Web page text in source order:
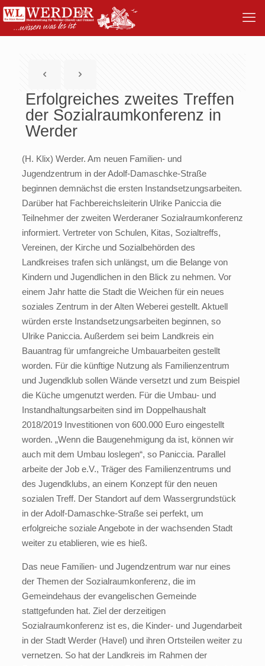
Erfolgreiches zweites Treffen
der Sozialraumkonferenz in
Werder
(H. Klix) Werder. Am neuen Familien- und
Jugendzentrum in der Adolf-Damaschke-Straße
beginnen demnächst die ersten Instandsetzungsarbeiten.
Darüber hat Fachbereichsleiterin Ulrike Paniccia die
Teilnehmer der zweiten Werderaner Sozialraumkonferenz
informiert. Vertreter von Schulen, Kitas, Sozialtreffs,
Vereinen, der Kirche und Sozialbehörden des
Landkreises trafen sich unlängst, um die Belange von
Kindern und Jugendlichen in den Blick zu nehmen. Vor
einem Jahr hatte die Stadt die Weichen für ein neues
soziales Zentrum in der Alten Weberei gestellt. Aktuell
würden erste Instandsetzungsarbeiten beginnen, so
Ulrike Paniccia. Außerdem sei beim Landkreis ein
Bauantrag für umfangreiche Umbauarbeiten gestellt
worden. Für die künftige Nutzung als Familienzentrum
und Jugendklub sollen Wände versetzt und zum Beispiel
die Küche umgenutzt werden. Für die Umbau- und
Instandhaltungsarbeiten sind im Doppelhaushalt
2018/2019 Investitionen von 600.000 Euro eingestellt
worden. „Wenn die Baugenehmigung da ist, können wir
auch mit dem Umbau loslegen“, so Paniccia. Parallel
arbeite der Job e.V., Träger des Familienzentrums und
des Jugendklubs, an einem Konzept für den neuen
sozialen Treff. Der Standort auf dem Wassergrundstück
in der Adolf-Damaschke-Straße sei perfekt, um
erfolgreiche soziale Angebote in der wachsenden Stadt
weiter zu etablieren, wie es hieß.
Das neue Familien- und Jugendzentrum war nur eines
der Themen der Sozialraumkonferenz, die im
Gemeindehaus der evangelischen Gemeinde
stattgefunden hat. Ziel der derzeitigen
Sozialraumkonferenz ist es, die Kinder- und Jugendarbeit
in der Stadt Werder (Havel) und ihren Ortsteilen weiter zu
vernetzen. So hat der Landkreis im Rahmen der